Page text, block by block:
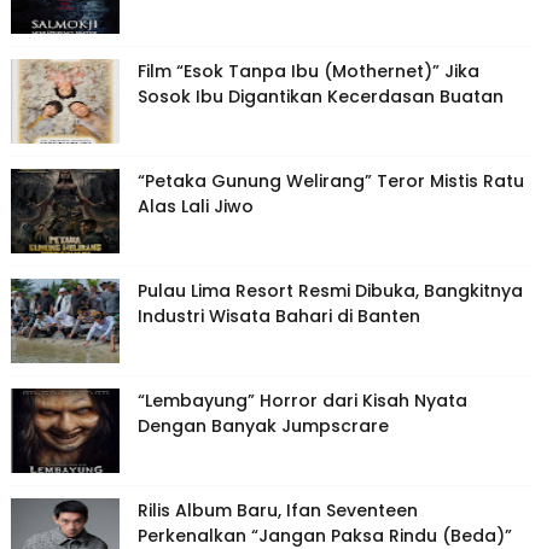
Film “Esok Tanpa Ibu (Mothernet)” Jika
Sosok Ibu Digantikan Kecerdasan Buatan
“Petaka Gunung Welirang” Teror Mistis Ratu
Alas Lali Jiwo
Pulau Lima Resort Resmi Dibuka, Bangkitnya
Industri Wisata Bahari di Banten
“Lembayung” Horror dari Kisah Nyata
Dengan Banyak Jumpscrare
Rilis Album Baru, Ifan Seventeen
Perkenalkan “Jangan Paksa Rindu (Beda)”